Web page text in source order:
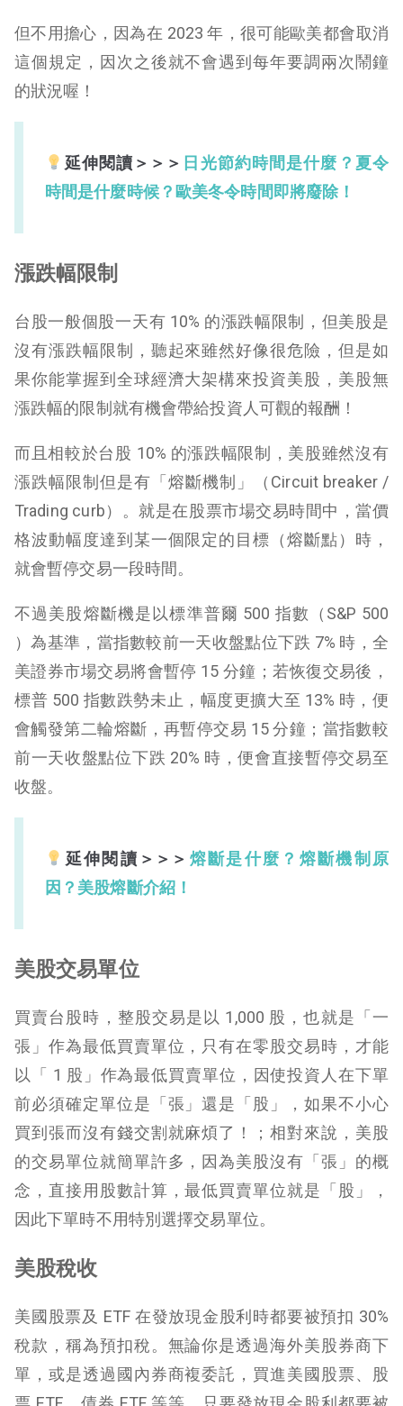
但不用擔心，因為在 2023 年，很可能歐美都會取消
這個規定，因次之後就不會遇到每年要調兩次鬧鐘
的狀況喔！
延伸閱讀＞＞＞ 日光節約時間是什麼？夏令
時間是什麼時候？歐美冬令時間即將廢除！
漲跌幅限制
台股一般個股一天有 10% 的漲跌幅限制，但美股是
沒有漲跌幅限制，聽起來雖然好像很危險，但是如
果你能掌握到全球經濟大架構來投資美股，美股無
漲跌幅的限制就有機會帶給投資人可觀的報酬！
而且相較於台股 10% 的漲跌幅限制，美股雖然沒有
漲跌幅限制但是有「熔斷機制」（Circuit breaker /
Trading curb）。就是在股票市場交易時間中，當價
格波動幅度達到某一個限定的目標（熔斷點）時，
就會暫停交易一段時間。
不過美股熔斷機是以標準普爾 500 指數（S&P 500
）為基準，當指數較前一天收盤點位下跌 7% 時，全
美證券市場交易將會暫停 15 分鐘；若恢復交易後，
標普 500 指數跌勢未止，幅度更擴大至 13% 時，便
會觸發第二輪熔斷，再暫停交易 15 分鐘；當指數較
前一天收盤點位下跌 20% 時，便會直接暫停交易至
收盤。
延伸閱讀＞＞＞ 熔斷是什麼？熔斷機制原
因？美股熔斷介紹！
美股交易單位
買賣台股時，整股交易是以 1,000 股，也就是「一
張」作為最低買賣單位，只有在零股交易時，才能
以「 1 股」作為最低買賣單位，因使投資人在下單
前必須確定單位是「張」還是「股」，如果不小心
買到張而沒有錢交割就麻煩了！；相對來說，美股
的交易單位就簡單許多，因為美股沒有「張」的概
念，直接用股數計算，最低買賣單位就是「股」，
因此下單時不用特別選擇交易單位。
美股稅收
美國股票及 ETF 在發放現金股利時都要被預扣 30%
稅款，稱為預扣稅。無論你是透過海外美股券商下
單，或是透過 國內券商複委託 ，買進美國股票、股